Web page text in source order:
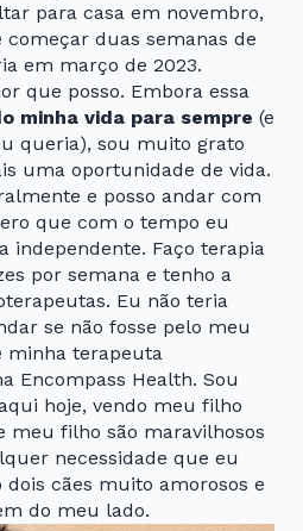
para casa em novembro,
duas semanas de
em março de 2023.
que posso. Embora essa
minha vida para sempre (e
queria), sou muito grato
uma oportunidade de vida.
e posso andar com
que com o tempo eu
independente. Faço terapia
por semana e tenho a
Eu não teria
se não fosse pelo meu
minha terapeuta
Encompass Health. Sou
hoje, vendo meu filho
meu filho são maravilhosos
necessidade que eu
cães muito amorosos e
do meu lado.